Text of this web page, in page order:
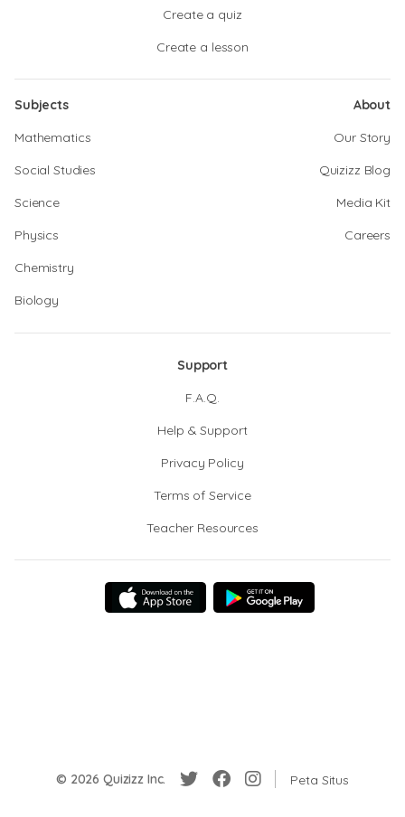
Create a quiz
Create a lesson
Subjects
Mathematics
Social Studies
Science
Physics
Chemistry
Biology
About
Our Story
Quizizz Blog
Media Kit
Careers
Support
F.A.Q.
Help & Support
Privacy Policy
Terms of Service
Teacher Resources
© 2026 Quizizz Inc. Peta Situs